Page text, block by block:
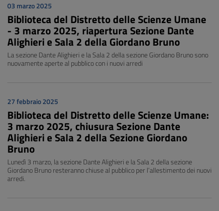
03 marzo 2025
Biblioteca del Distretto delle Scienze Umane
- 3 marzo 2025, riapertura Sezione Dante
Alighieri e Sala 2 della Giordano Bruno
La sezione Dante Alighieri e la Sala 2 della sezione Giordano Bruno sono
nuovamente aperte al pubblico con i nuovi arredi
27 febbraio 2025
Biblioteca del Distretto delle Scienze Umane:
3 marzo 2025, chiusura Sezione Dante
Alighieri e Sala 2 della Sezione Giordano
Bruno
Lunedì 3 marzo, la sezione Dante Alighieri e la Sala 2 della sezione
Giordano Bruno resteranno chiuse al pubblico per l’allestimento dei nuovi
arredi.